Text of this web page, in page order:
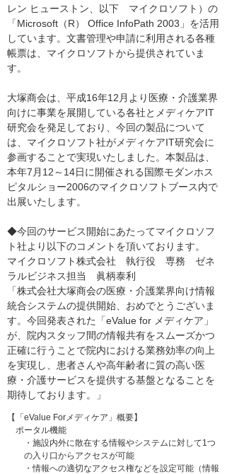
レン ヒューストン、以下 マイクロソフト）の
「Microsoft（R） Office InfoPath 2003」を活用
しています。文書管理や申請に利用される各種
帳票は、マイクロソフトから提供されていま
す。
大塚商会は、平成16年12月より医療・介護業界
向けに事業を展開している各社とメディケアIT
研究会を発足しており、今回の製品について
は、マイクロソフト社がメディケアIT研究会に
参画することで実現いたしました。本製品は、
本年7月12～14日に開催される国際モダンホス
ピタルショー2006のマイクロソフトブース内で
出展いたします。
◆今回のサービス開始にあたってマイクロソフ
ト社より以下のコメントを頂いております。
マイクロソフト株式会社 執行役 専務 ゼネ
ラルビジネス担当 眞柄泰利
「株式会社大塚商会の医療・介護業界向け情報
統合システムの提供開始、おめでとうございま
す。今回発表された「eValue for メディケア」
が、院内スタッフ間の情報共有をスムーズかつ
正確に行うことで院内における業務効率の向上
を実現し、患者さんや高年齢者に質の高い医
療・介護サービスを提供する基盤となることを
期待しております。」
【「eValue Forメディケア」概要】
ポータル機能
・施設内外に散在する情報やシステムに対して1つ
の入り口からアクセスが可能
・情報への適切なアクセス権などを設定可能（情報